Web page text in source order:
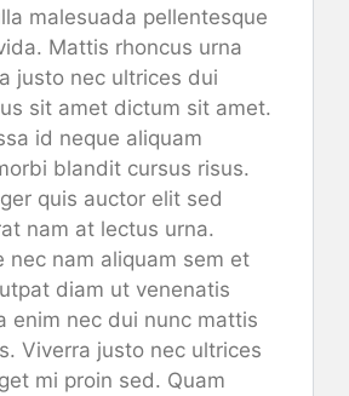
malesuada pellentesque
Mattis rhoncus urna
justo nec ultrices dui
sit amet dictum sit amet.
id neque aliquam
blandit cursus risus.
quis auctor elit sed
nam at lectus urna.
nec nam aliquam sem et
diam ut venenatis
enim nec dui nunc mattis
Viverra justo nec ultrices
mi proin sed. Quam